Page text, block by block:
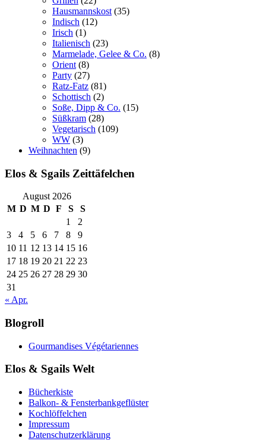
Hausmannskost (35)
Indisch (12)
Irisch (1)
Italienisch (23)
Marmelade, Gelee & Co. (8)
Orient (8)
Party (27)
Ratz-Fatz (81)
Schottisch (2)
Soße, Dipp & Co. (15)
Süßkram (28)
Vegetarisch (109)
WW (3)
Weihnachten (9)
Elos & Sgails Zeittäfelchen
August 2026
M D M D F S
S
1
2
3
4 5 6 7 8
9
10 11 12 13 14 15 16
17 18 19 20 21 22 23
24 25 26 27 28 29 30
31
« Apr.
Blogroll
Gourmandises Végétariennes
Elos & Sgails Welt
Bücherkiste
Balkon- & Fensterbankgeflüster
Kochlöffelchen
Impressum
Datenschutzerklärung